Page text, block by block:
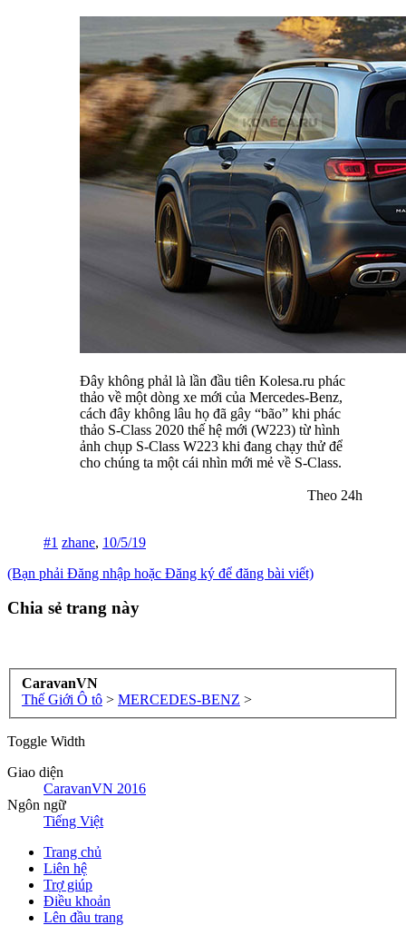
Đây không phảl là lần đầu tiên Kolesa.ru phác
thảo về một dòng xe mới của Mercedes-Benz,
cách đây không lâu họ đã gây “bão” khi phác
thảo S-Class 2020 thế hệ mới (W223) từ hình
ảnh chụp S-Class W223 khi đang chạy thử để
cho chúng ta một cái nhìn mới mẻ về S-Class.
Theo 24h​
#1 zhane, 10/5/19
(Bạn phải Đăng nhập hoặc Đăng ký để đăng bài viết)
Chia sẻ trang này
CaravanVN
Thế Giới Ô tô > MERCEDES-BENZ >
Toggle Width
Giao diện
CaravanVN 2016
Ngôn ngữ
Tiếng Việt
Trang chủ
Liên hệ
Trợ giúp
Điều khoản
Lên đầu trang